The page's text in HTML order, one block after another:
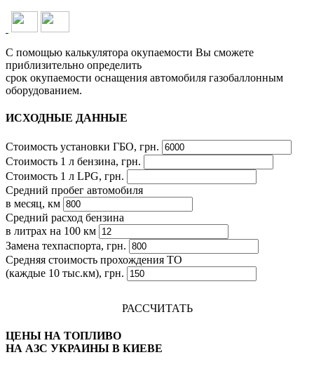
С помощью калькулятора окупаемости Вы сможете
приблизительно определить
срок окупаемости оснащения автомобиля газобаллонным
оборудованием.
ИСХОДНЫЕ ДАННЫЕ
Стоимость установки ГБО, грн.
Стоимость 1 л бензина, грн.
Стоимость 1 л LPG, грн.
Средний пробег автомобиля
в месяц, км
Средний расход бензина
в литрах на 100 км
Замена техпаспорта, грн.
Средняя стоимость прохождения ТО
(каждые 10 тыс.км), грн.
РАССЧИТАТЬ
ЦЕНЫ НА ТОПЛИВО
НА АЗС УКРАИНЫ В КИЕВЕ